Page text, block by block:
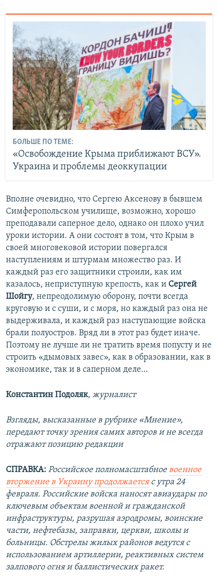
БОЛЬШЕ ПО ТЕМЕ:
«Освобождение Крыма приближают ВСУ».
Украина и проблемы деоккупации
Вполне очевидно, что Сергею Аксенову в бывшем
Симферопольском училище, возможно, хорошо
преподавали саперное дело, однако он плохо учил
уроки истории. А они состоят в том, что Крым в
своей многовековой истории повергался
наступлениям и штурмам множество раз. И
каждый раз его защитники строили, как им
казалось, неприступную крепость, как и Сергей
Шойгу, непреодолимую оборону, почти всегда
круговую и с суши, и с моря, но каждый раз она не
выдерживала, и каждый раз наступающие войска
брали полуостров. Вряд ли в этот раз будет иначе.
Поэтому не лучше ли не тратить время попусту и не
строить «дымовых завес», как в образовании, как в
экономике, так и в саперном деле…
Константин Подоляк, журналист
Взгляды, высказанные в рубрике «Мнение»,
передают точку зрения самих авторов и не всегда
отражают позицию редакции
СПРАВКА: Российское полномасштабноевоенное
вторжение в Украину продолжаетсяс утра 24
февраля. Российские войска наносят авиаудары по
ключевым объектам военной и гражданской
инфраструктуры, разрушая аэродромы, воинские
части, нефтебазы, заправки, церкви, школы и
больницы. Обстрелы жилых районов ведутся с
использованием артиллерии, реактивных систем
залпового огня и баллистических ракет.